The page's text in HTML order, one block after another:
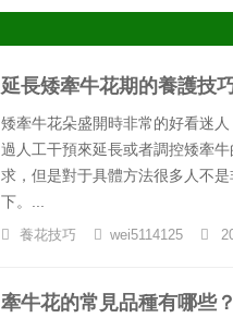
延長矮牽牛花期的養護技
矮牽牛花朵盛開時非常的好看迷
過人工干預來延長或者調控矮牽
求，但是對于具體方法很多人不
下。...
養花技巧 wei5114125
牽牛花的常見品種有哪些？